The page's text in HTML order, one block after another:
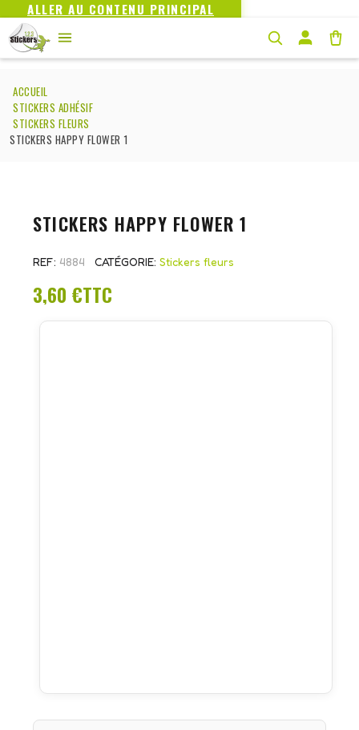
ALLER AU CONTENU PRINCIPAL
ACCUEIL
STICKERS ADHÉSIF
STICKERS FLEURS
STICKERS HAPPY FLOWER 1
STICKERS HAPPY FLOWER 1
REF 4884 CATÉGORIE Stickers fleurs
3,60 €TTC